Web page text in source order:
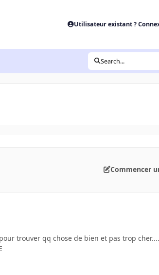
Utilisateur existant ?
Search...
Commencer
trouver qq chose de bien et pas trop